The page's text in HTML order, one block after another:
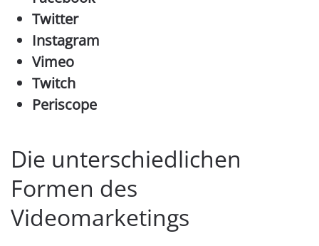
Twitter
Instagram
Vimeo
Twitch
Periscope
Die unterschiedlichen
Formen des
Videomarketings